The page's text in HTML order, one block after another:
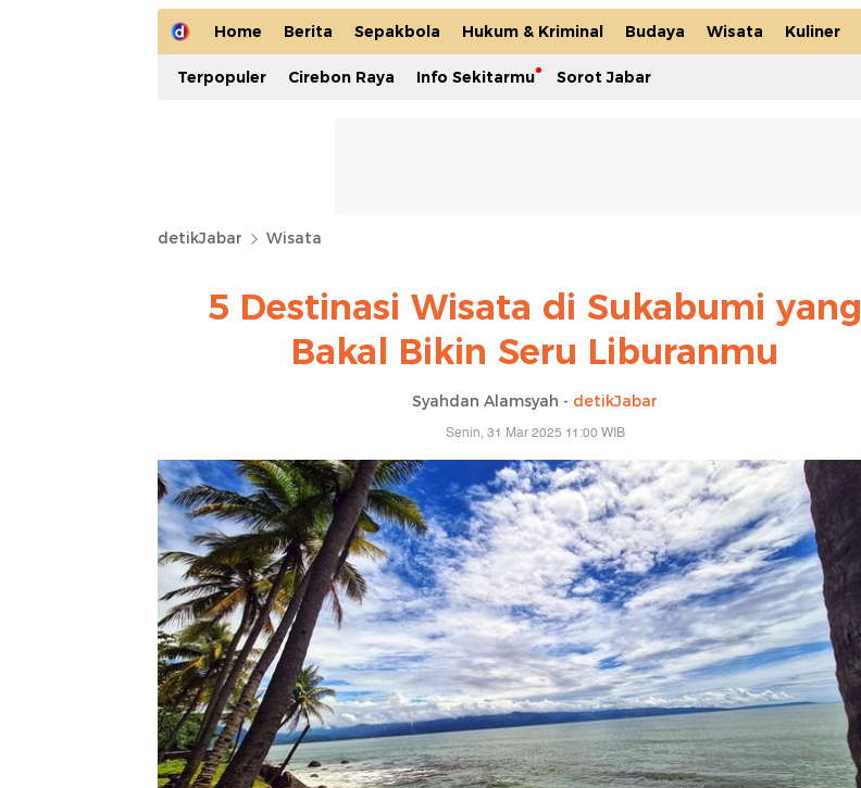
Home Berita Sepakbola Hukum & Kriminal Budaya Wisata Kuliner
Terpopuler Cirebon Raya Info Sekitarmu Sorot Jabar
detikJabar Wisata
5 Destinasi Wisata di Sukabumi yang
Bakal Bikin Seru Liburanmu
Syahdan Alamsyah - detikJabar
Senin, 31 Mar 2025 11:00 WIB